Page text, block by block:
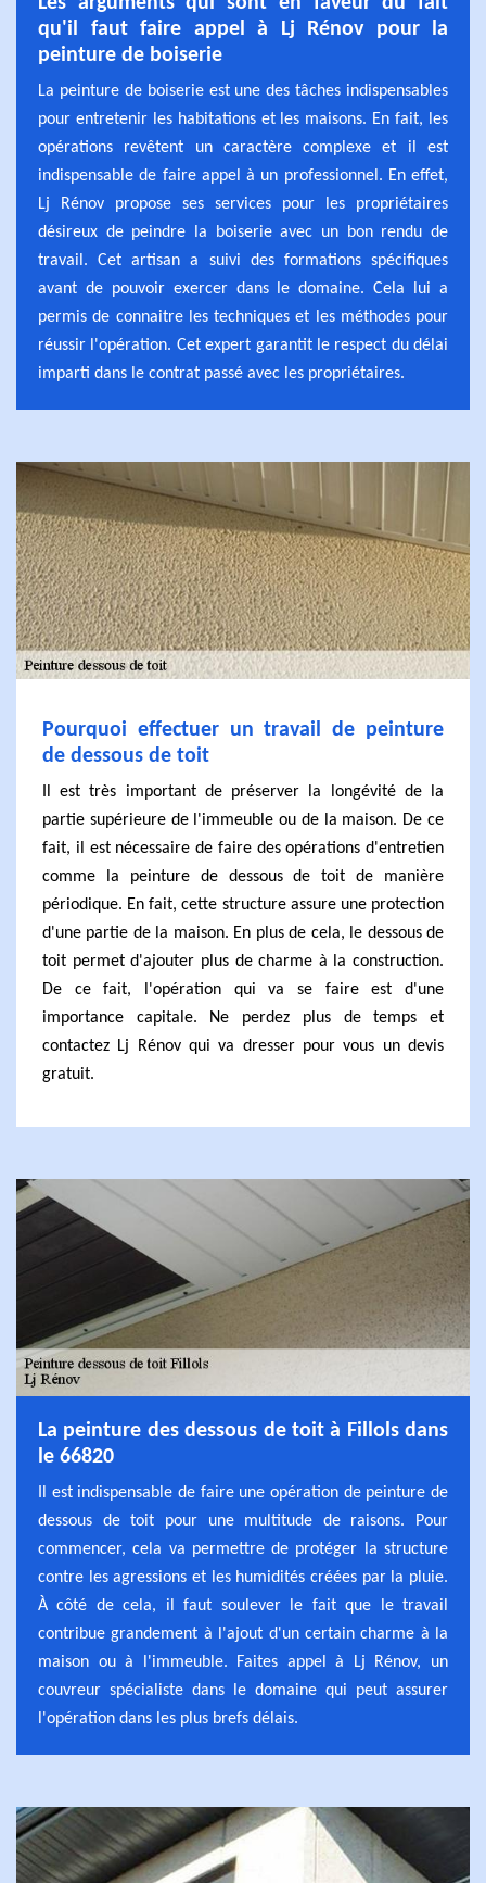
qu'il faut faire appel à Lj Rénov pour la
peinture de boiserie
La peinture de boiserie est une des tâches indispensables
pour entretenir les habitations et les maisons. En fait, les
opérations revêtent un caractère complexe et il est
indispensable de faire appel à un professionnel. En effet,
Lj Rénov propose ses services pour les propriétaires
désireux de peindre la boiserie avec un bon rendu de
travail. Cet artisan a suivi des formations spécifiques
avant de pouvoir exercer dans le domaine. Cela lui a
permis de connaitre les techniques et les méthodes pour
réussir l'opération. Cet expert garantit le respect du délai
imparti dans le contrat passé avec les propriétaires.
Pourquoi effectuer un travail de peinture
de dessous de toit
Il est très important de préserver la longévité de la
partie supérieure de l'immeuble ou de la maison. De ce
fait, il est nécessaire de faire des opérations d'entretien
comme la peinture de dessous de toit de manière
périodique. En fait, cette structure assure une protection
d'une partie de la maison. En plus de cela, le dessous de
toit permet d'ajouter plus de charme à la construction.
De ce fait, l'opération qui va se faire est d'une
importance capitale. Ne perdez plus de temps et
contactez Lj Rénov qui va dresser pour vous un devis
gratuit.
La peinture des dessous de toit à Fillols dans
le 66820
Il est indispensable de faire une opération de peinture de
dessous de toit pour une multitude de raisons. Pour
commencer, cela va permettre de protéger la structure
contre les agressions et les humidités créées par la pluie.
À côté de cela, il faut soulever le fait que le travail
contribue grandement à l'ajout d'un certain charme à la
maison ou à l'immeuble. Faites appel à Lj Rénov, un
couvreur spécialiste dans le domaine qui peut assurer
l'opération dans les plus brefs délais.